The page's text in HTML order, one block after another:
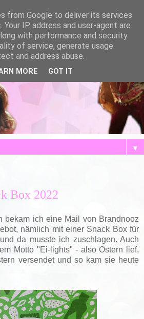
▼
Box 2022
bekam ich eine Mail von Brandnooz
nämlich mit einer Snack Box für
da musste ich zuschlagen. Auch
Motto "Ei-lights" - also Ostern lief,
versendet und so kam sie heute
from Google to deliver its services
IP address and user-agent are
with performance and security
of service, generate usage
and address abuse.
MORE GOT IT